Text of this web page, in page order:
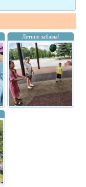
Летние забавы!